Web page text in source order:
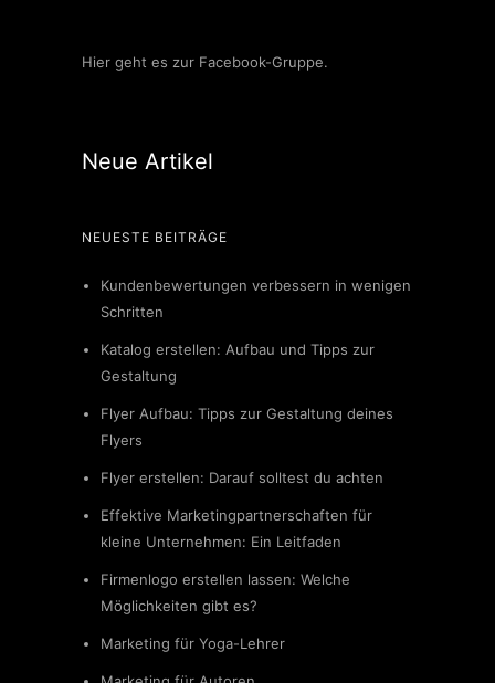
Hier geht es zur Facebook-Gruppe.
Neue Artikel
NEUESTE BEITRÄGE
Kundenbewertungen verbessern in wenigen
Schritten
Katalog erstellen: Aufbau und Tipps zur
Gestaltung
Flyer Aufbau: Tipps zur Gestaltung deines
Flyers
Flyer erstellen: Darauf solltest du achten
Effektive Marketingpartnerschaften für
kleine Unternehmen: Ein Leitfaden
Firmenlogo erstellen lassen: Welche
Möglichkeiten gibt es?
Marketing für Yoga-Lehrer